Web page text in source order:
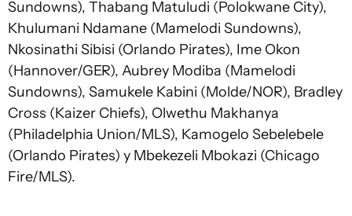
Sundowns), Thabang Matuludi (Polokwane City),
Khulumani Ndamane (Mamelodi Sundowns),
Nkosinathi Sibisi (Orlando Pirates), Ime Okon
(Hannover/GER), Aubrey Modiba (Mamelodi
Sundowns), Samukele Kabini (Molde/NOR), Bradley
Cross (Kaizer Chiefs), Olwethu Makhanya
(Philadelphia Union/MLS), Kamogelo Sebelebele
(Orlando Pirates) y Mbekezeli Mbokazi (Chicago
Fire/MLS).